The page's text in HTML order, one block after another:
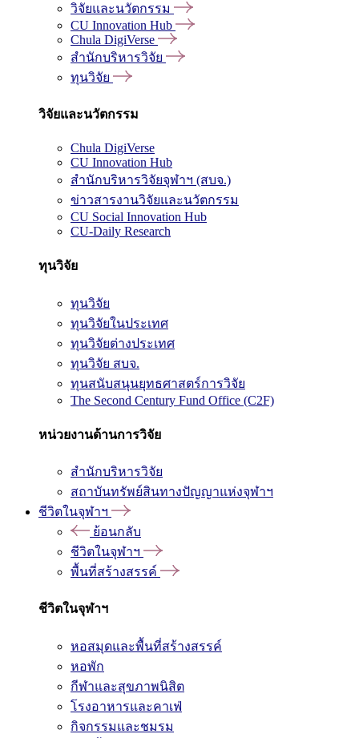
วิจัยและนวัตกรรม
CU Innovation Hub
Chula DigiVerse
สำนักบริหารวิจัย
ทุนวิจัย
วิจัยและนวัตกรรม
Chula DigiVerse
CU Innovation Hub
สำนักบริหารวิจัยจุฬาฯ (สบจ.)
ข่าวสารงานวิจัยและนวัตกรรม
CU Social Innovation Hub
CU-Daily Research
ทุนวิจัย
ทุนวิจัย
ทุนวิจัยในประเทศ
ทุนวิจัยต่างประเทศ
ทุนวิจัย สบจ.
ทุนสนับสนุนยุทธศาสตร์การวิจัย
The Second Century Fund Office (C2F)
หน่วยงานด้านการวิจัย
สำนักบริหารวิจัย
สถาบันทรัพย์สินทางปัญญาแห่งจุฬาฯ
ชีวิตในจุฬาฯ
ย้อนกลับ
ชีวิตในจุฬาฯ
พื้นที่สร้างสรรค์
ชีวิตในจุฬาฯ
หอสมุดและพื้นที่สร้างสรรค์
หอพัก
กีฬาและสุขภาพนิสิต
โรงอาหารและคาเฟ่
กิจกรรมและชมรม